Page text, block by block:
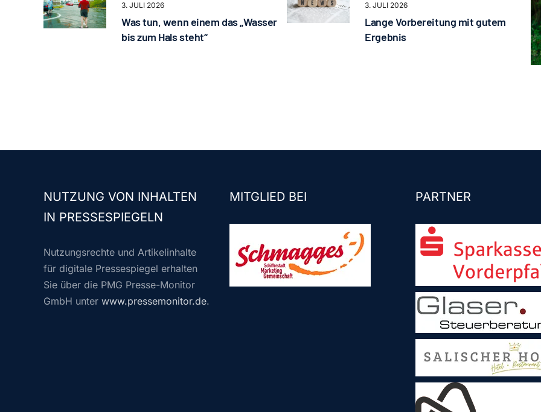
3. JULI 2026
Was tun, wenn einem das „Wasser
bis zum Hals steht“
3. JULI 2026
Lange Vorbereitung mit gutem
Ergebnis
NUTZUNG VON INHALTEN
IN PRESSESPIEGELN
Nutzungsrechte und Artikelinhalte
für digitale Pressespiegel erhalten
Sie über die PMG Presse-Monitor
GmbH unter www.pressemonitor.de.
MITGLIED BEI PARTNER